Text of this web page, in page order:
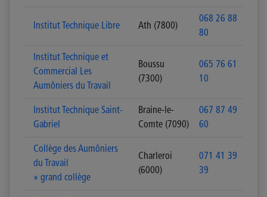
Institut Technique Libre Ath (7800)
068 26 88
80
Institut Technique et
Commercial Les
Aumôniers du Travail
Boussu
(7300)
065 76 61
10
Institut Technique Saint-
Gabriel
Braine-le-
Comte (7090)
067 87 49
60
Collège des Aumôniers
du Travail
» grand collège
Charleroi
(6000)
071 41 39
39